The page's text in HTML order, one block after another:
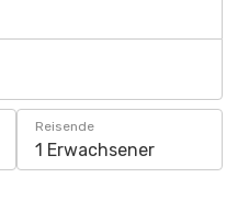
Reisende
1 Erwachsener